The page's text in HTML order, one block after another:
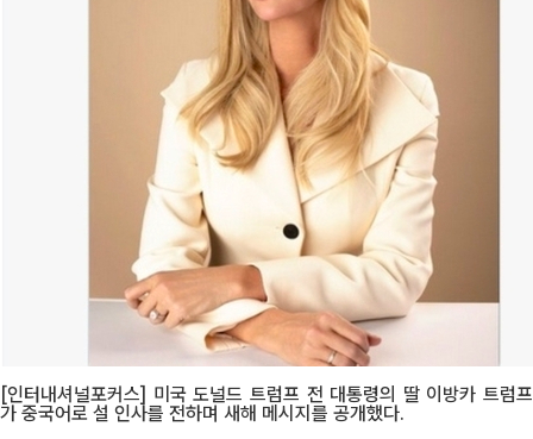
[인터내셔널포커스] 미국 도널드 트럼프 전 대통령의 딸 이방카 트럼프
가 중국어로 설 인사를 전하며 새해 메시지를 공개했다.